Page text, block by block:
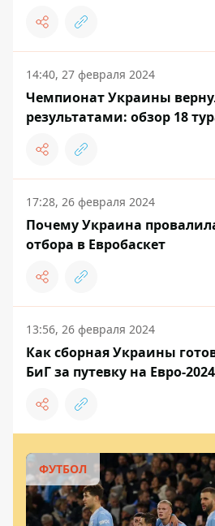
14:40, 27 февраля 2024
Чемпионат Украины
результатами: обзор 18
17:28, 26 февраля 2024
Почему Украина
отбора в Евробаскет
13:56, 26 февраля 2024
Как сборная Украины
БиГ за путевку на Евро-2024
ФУТБОЛ